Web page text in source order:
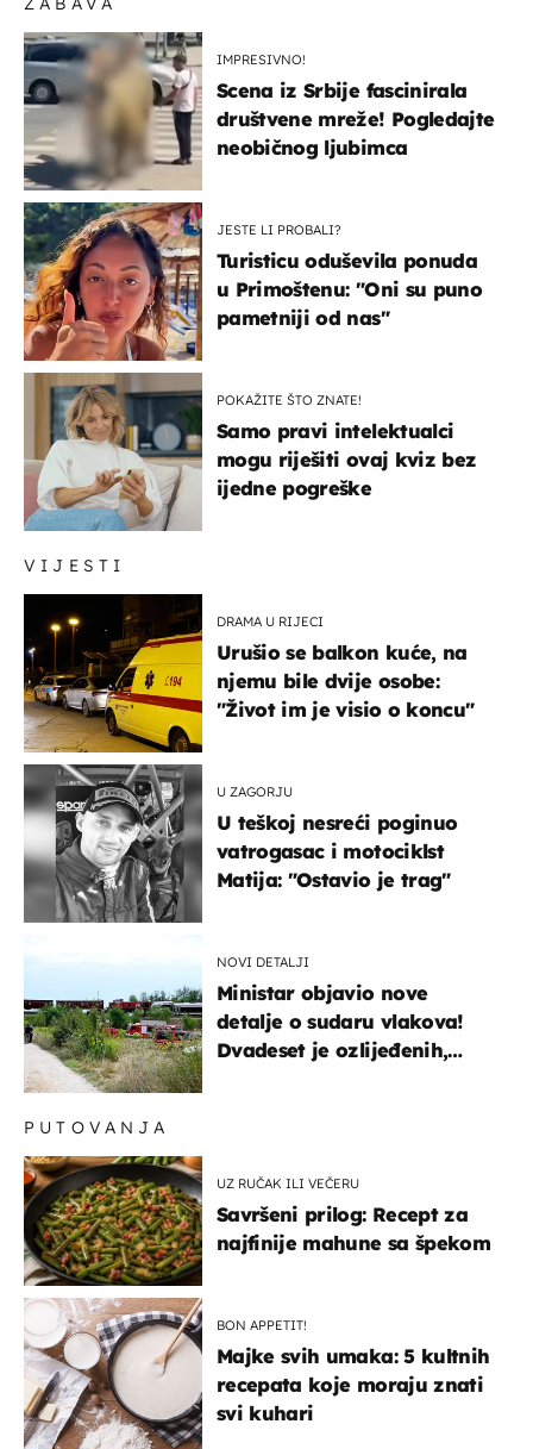
VIJESTI
DRAMA U RIJECI
Urušio se balkon kuće, na
njemu bile dvije osobe:
"Život im je visio o koncu"
U ZAGORJU
U teškoj nesreći poginuo
vatrogasac i motociklst
Matija: "Ostavio je trag"
NOVI DETALJI
Ministar objavio nove
detalje o sudaru vlakova!
Dvadeset je ozlijeđenih,
IMPRESIVNO!
Scena iz Srbije fascinirala
društvene mreže! Pogledajte
neobičnog ljubimca
JESTE LI PROBALI?
Turisticu oduševila ponuda
u Primoštenu: "Oni su puno
pametniji od nas"
POKAŽITE ŠTO ZNATE!
Samo pravi intelektualci
mogu riješiti ovaj kviz bez
ijedne pogreške
PUTOVANJA
UZ RUČAK ILI VEČERU
Savršeni prilog: Recept za
najfinije mahune sa špekom
BON APPETIT!
Majke svih umaka: 5 kultnih
recepata koje moraju znati
svi kuhari